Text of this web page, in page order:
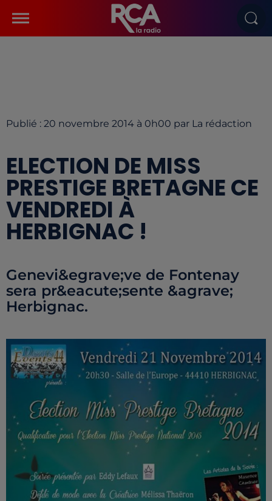
Publié : 20 novembre 2014 à 0h00 par La rédaction
ELECTION DE MISS
PRESTIGE BRETAGNE CE
VENDREDI À
HERBIGNAC !
Genevi&egrave;ve de Fontenay
sera pr&eacute;sente &agrave;
Herbignac.